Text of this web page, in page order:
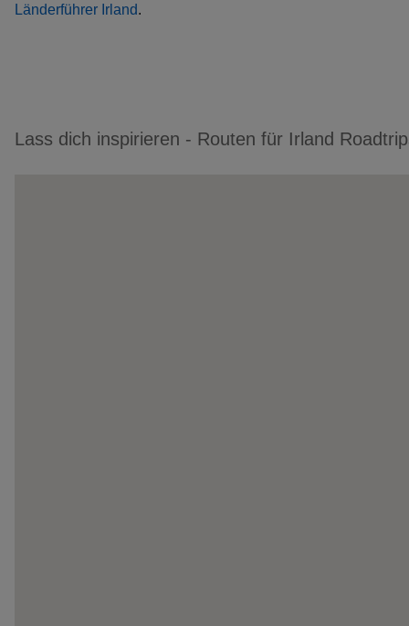
Länderführer Irland.
Lass dich inspirieren - Routen für Irland